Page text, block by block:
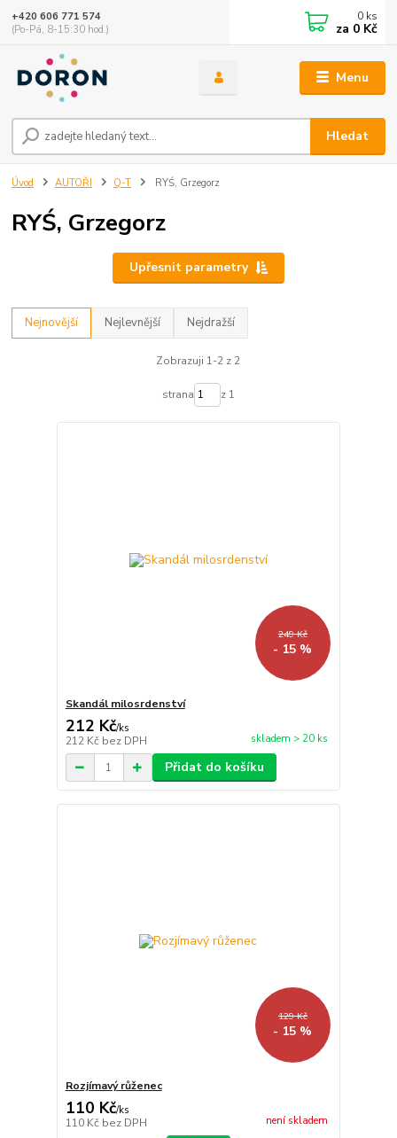
Menu
Hledat
+420 606 771 574
(Po-Pá, 8-15:30 hod.)
0 ks
za 0 Kč
Úvod AUTOŘI Q-T RYŚ, Grzegorz
RYŚ, Grzegorz
Upřesnit parametry
Nejnovější Nejlevnější Nejdražší
Zobrazuji 1-2 z 2
strana z 1
249 Kč
- 15 %
Skandál milosrdenství
212 Kč/ks
212 Kč bez DPH skladem > 20 ks
Přidat do košíku
129 Kč
- 15 %
Rozjímavý růženec
110 Kč/ks
110 Kč bez DPH není skladem